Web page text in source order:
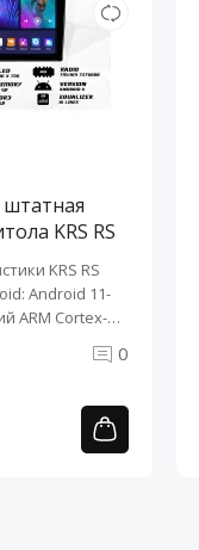
KRS RS
KRS RS
Android 11-
ARM Cortex-
0